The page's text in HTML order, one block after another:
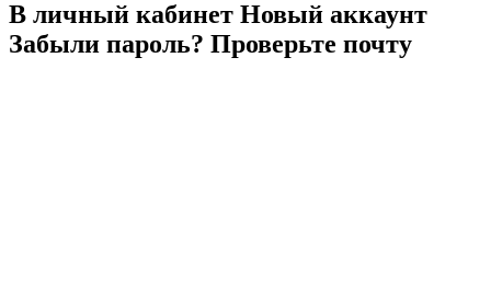
В личный кабинет Новый аккаунт
Забыли пароль? Проверьте почту